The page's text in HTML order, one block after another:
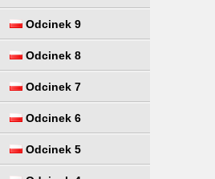
Odcinek 9
Odcinek 8
Odcinek 7
Odcinek 6
Odcinek 5